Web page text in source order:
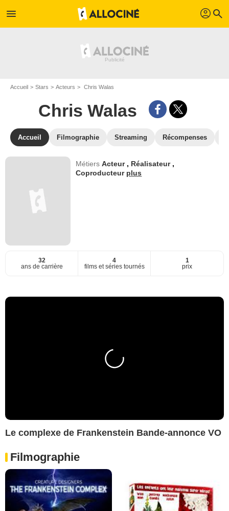
menu profil search
Accueil Stars Acteurs Chris Walas
Chris Walas
Accueil Filmographie Streaming Récompenses
MétiersActeur , Réalisateur ,
Coproducteur plus
32
ans de carrière
4
films et séries tournés
1
prix
Le complexe de Frankenstein Bande-annonce VO
Filmographie